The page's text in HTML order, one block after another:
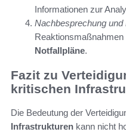
Informationen zur
Nachbesprechung und
Notfallpläne.
Fazit zu
kritischen
Die Bedeutung der
Infrastrukturen kann nicht